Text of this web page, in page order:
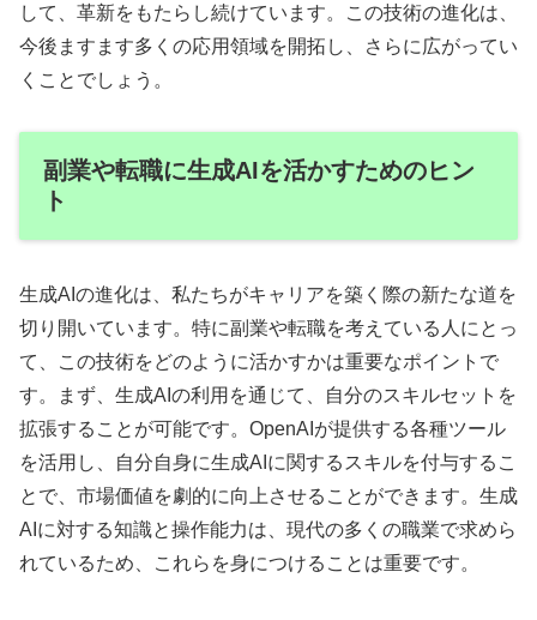
して、革新をもたらし続けています。この技術の進化は、
今後ますます多くの応用領域を開拓し、さらに広がってい
くことでしょう。
副業や転職に生成AIを活かすためのヒン
ト
生成AIの進化は、私たちがキャリアを築く際の新たな道を
切り開いています。特に副業や転職を考えている人にとっ
て、この技術をどのように活かすかは重要なポイントで
す。まず、生成AIの利用を通じて、自分のスキルセットを
拡張することが可能です。OpenAIが提供する各種ツール
を活用し、自分自身に生成AIに関するスキルを付与するこ
とで、市場価値を劇的に向上させることができます。生成
AIに対する知識と操作能力は、現代の多くの職業で求めら
れているため、これらを身につけることは重要です。